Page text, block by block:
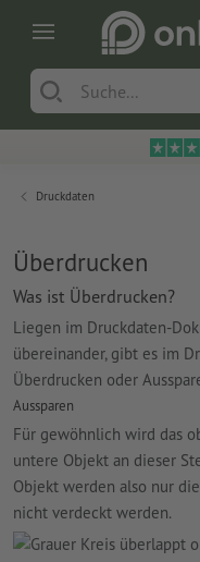
Druckdaten
Überdrucken
Was ist Überdrucken?
Liegen im Druckdaten-
übereinander, gibt es im
Überdrucken oder
Aussparen
Für gewöhnlich wird das
untere Objekt an dieser
Objekt werden also nur
nicht verdeckt werden.